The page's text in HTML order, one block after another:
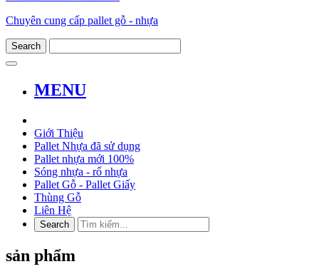
Chuyên cung cấp pallet gỗ - nhựa
MENU
Giới Thiệu
Pallet Nhựa đã sử dụng
Pallet nhựa mới 100%
Sóng nhựa - rổ nhựa
Pallet Gỗ - Pallet Giấy
Thùng Gỗ
Liên Hệ
sản phẩm